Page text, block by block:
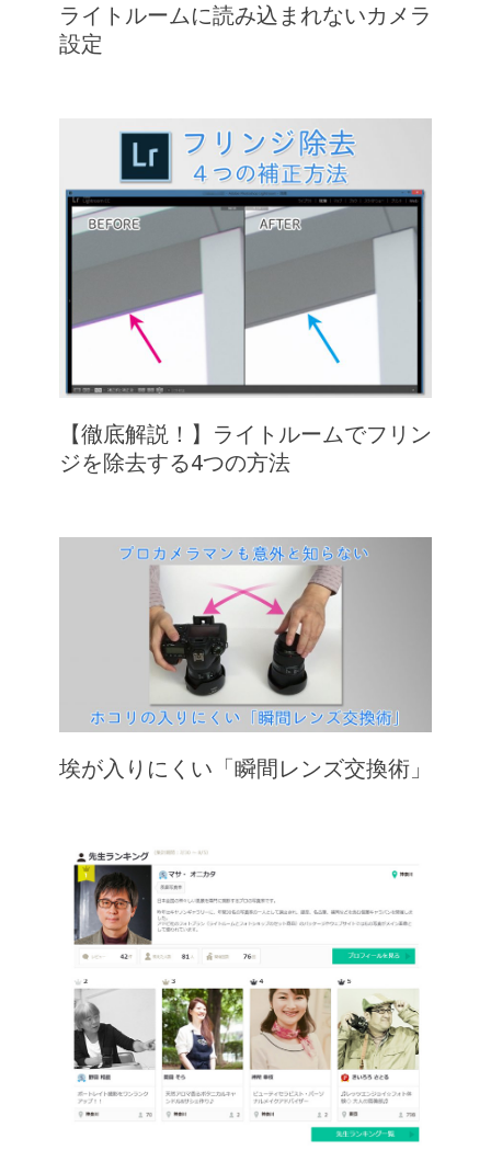
ライトルームに読み込まれないカメラ
設定
【徹底解説！】ライトルームでフリン
ジを除去する4つの方法
埃が入りにくい「瞬間レンズ交換術」